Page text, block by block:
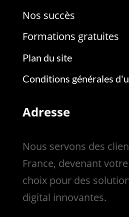
Nos succès
Formations gratuites
Plan du site
Conditions générales
Adresse
Nous servons des
France, devenant
choix pour des
digital innovantes.